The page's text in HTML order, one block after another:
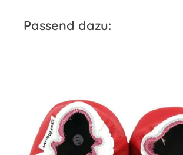
Produktgalerie überspringen
Passend dazu: